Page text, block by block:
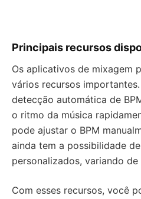
Principais recursos
Os aplicativos de mixagem
vários recursos
detecção automática de
o ritmo da música
pode ajustar o BPM
ainda tem a possibilidade
personalizados, variando de
Com esses recursos, você